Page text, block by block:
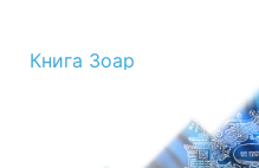
Книга Зоар